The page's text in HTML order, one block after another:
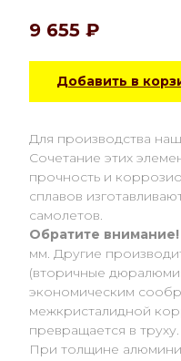
9 655 ₽
Добавить в
Для производства
Сочетание этих
прочность и
сплавов
самолетов.
Обратите внимание!
мм. Другие
(вторичные
экономическим
межкристалидной
превращается в труху.
При толщине